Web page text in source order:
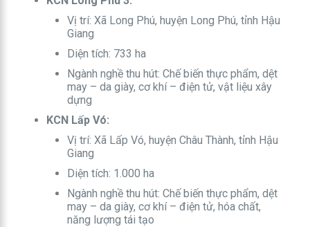
Vị trí: Xã Long Phú, huyện Long Phú, tỉnh Hậu
Giang
Diện tích: 733 ha
Ngành nghề thu hút: Chế biến thực phẩm, dệt
may – da giày, cơ khí – điện tử, vật liệu xây
dựng
KCN Lấp Vó:
Vị trí: Xã Lấp Vó, huyện Châu Thành, tỉnh Hậu
Giang
Diện tích: 1.000 ha
Ngành nghề thu hút: Chế biến thực phẩm, dệt
may – da giày, cơ khí – điện tử, hóa chất,
năng lượng tái tạo